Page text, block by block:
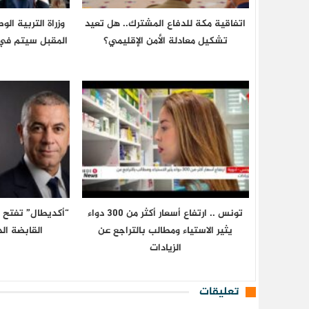
اتفاقية مكة للدفاع المشترك.. هل تعيد
تشكيل معادلة الأمن الإقليمي؟
وزراة التربية
المقبل سیتم
تونس .. ارتفاع أسعار أكثر من 300 دواء
يثير الاستياء ومطالب بالتراجع عن
الزيادات
القابضة
تعليقات